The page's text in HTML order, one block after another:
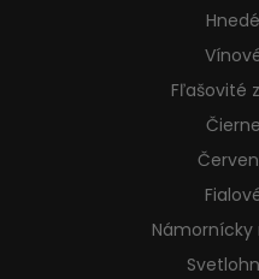
Fľašovité